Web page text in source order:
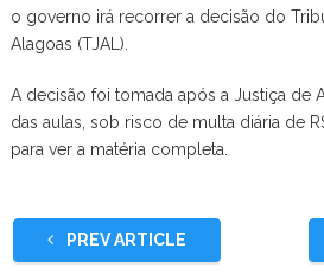
o governo irá recorrer a decisão do
Alagoas (TJAL).
A decisão foi tomada após a Justiça de
das aulas, sob risco de multa diária de
para ver a matéria completa.
PREV ARTICLE